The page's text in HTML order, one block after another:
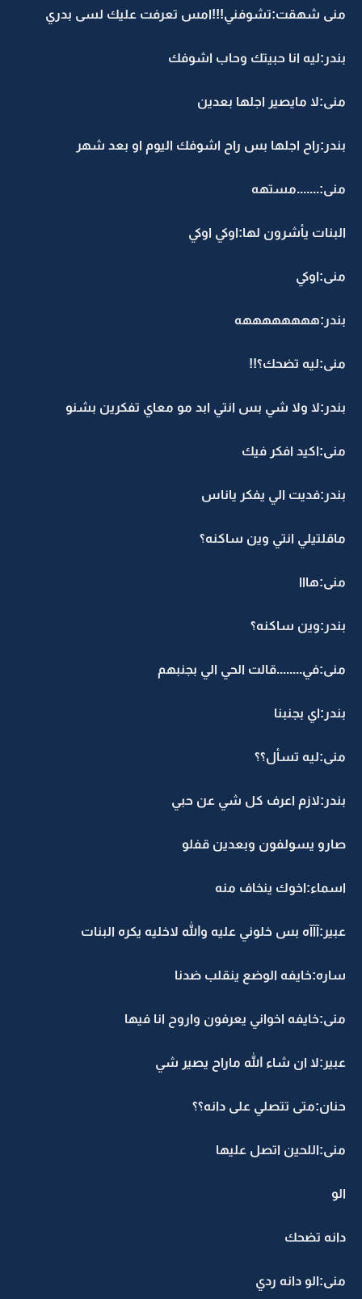
منى شهقت:تشوفني!!!امس تعرفت عليك لسى بدري
بندر:ليه انا حبيتك وحاب اشوفك
منى:لا مايصير اجلها بعدين
بندر:راح اجلها بس راح اشوفك اليوم او بعد شهر
منى:.......مستهه
البنات يأشرون لها:اوكي اوكي
منى:اوكي
بندر:ههههههههه
منى:ليه تضحك؟!!
بندر:لا ولا شي بس انتي ابد مو معاي تفكرين بشنو
منى:اكيد افكر فيك
بندر:فديت الي يفكر ياناس
ماقلتيلي انتي وين ساكنه؟
منى:هااا
بندر:وين ساكنه؟
منى:في........قالت الحي الي بجنبهم
بندر:اي بجنبنا
منى:ليه تسأل؟؟
بندر:لازم اعرف كل شي عن حبي
صارو يسولفون وبعدين قفلو
اسماء:اخوك ينخاف منه
عبير:آآآه بس خلوني عليه والله لاخليه يكره البنات
ساره:خايفه الوضع ينقلب ضدنا
منى:خايفه اخواني يعرفون واروح انا فيها
عبير:لا ان شاء الله ماراح يصير شي
حنان:متى تتصلي على دانه؟؟
منى:اللحين اتصل عليها
الو
دانه تضحك
منى:الو دانه ردي